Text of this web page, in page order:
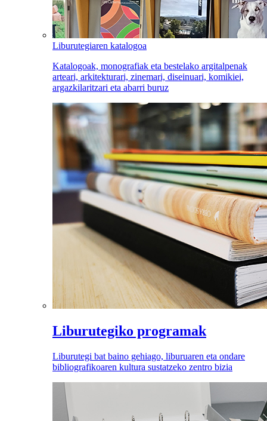
Liburutegiaren katalogoa
Katalogoak, monografiak eta bestelako argitalpenak
arteari, arkitekturari, zinemari, diseinuari, komikiei,
argazkilaritzari eta abarri buruz
Liburutegiko programak
Liburutegi bat baino gehiago, liburuaren eta ondare
bibliografikoaren kultura sustatzeko zentro bizia